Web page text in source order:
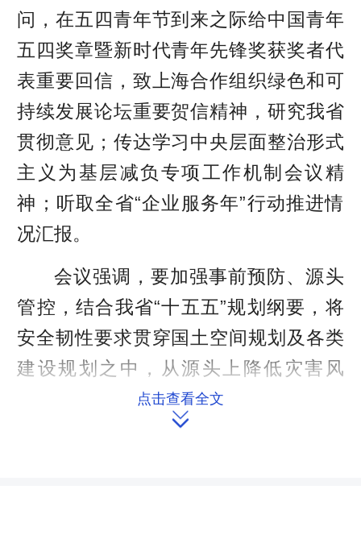
问，在五四青年节到来之际给中国青年
五四奖章暨新时代青年先锋奖获奖者代
表重要回信，致上海合作组织绿色和可
持续发展论坛重要贺信精神，研究我省
贯彻意见；传达学习中央层面整治形式
主义为基层减负专项工作机制会议精
神；听取全省“企业服务年”行动推进情
况汇报。
会议强调，要加强事前预防、源头
管控，结合我省“十五五”规划纲要，将
安全韧性要求贯穿国土空间规划及各类
建设规划之中，从源头上降低灾害风
险。要坚持科学研判、精准处置，立足
防大汛、抢大险、救大灾，强化监测预
点击查看全文
